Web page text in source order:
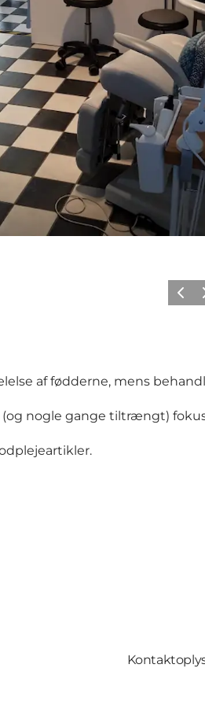
Forrige
af fødderne, mens
nogle gange tiltrængt)